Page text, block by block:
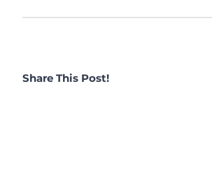
Share This Post!